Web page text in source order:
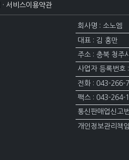
· 서비스이용약관
회사명 : 소노엠
대표 : 김 홍만
주소 : 충북 청주
사업자 등록번
전화 : 043-266-
팩스 : 043-264-
통신판매업신고
개인정보관리책